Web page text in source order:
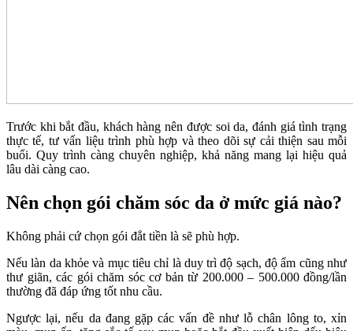
Trước khi bắt đầu, khách hàng nên được soi da, đánh giá tình trạng
thực tế, tư vấn liệu trình phù hợp và theo dõi sự cải thiện sau mỗi
buổi. Quy trình càng chuyên nghiệp, khả năng mang lại hiệu quả
lâu dài càng cao.
Nên chọn gói chăm sóc da ở mức giá nào?
Không phải cứ chọn gói đắt tiền là sẽ phù hợp.
Nếu làn da khỏe và mục tiêu chỉ là duy trì độ sạch, độ ẩm cũng như
thư giãn, các gói chăm sóc cơ bản từ 200.000 – 500.000 đồng/lần
thường đã đáp ứng tốt nhu cầu.
Ngược lại, nếu da đang gặp các vấn đề như lỗ chân lông to, xỉn